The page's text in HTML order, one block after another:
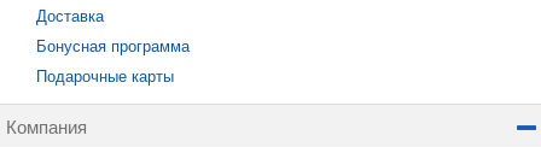
Доставка
Бонусная программа
Подарочные карты
Компания